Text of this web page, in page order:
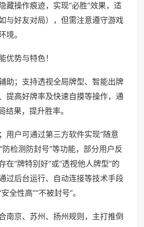
藏操作痕迹，实现“必胜”效果，适
与好友对局），但需注意遵守游戏
境。
优势与特色！
助；支持透视全局牌型、智能出牌
提高好牌率及快速自摸等操作，通
结果，提升胜率。
用户可通过第三方软件实现“随意
防检测防封号”等功能，部分用户反
在“牌特别好”或“透视他人牌型”的
过后台运行、自动连接等技术手段
全性高”“不被封号”。
南京、苏州、扬州规则，主打推倒